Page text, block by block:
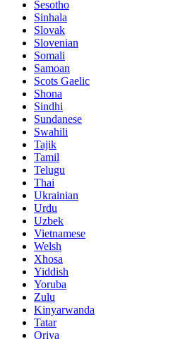
Sesotho
Sinhala
Slovak
Slovenian
Somali
Samoan
Scots Gaelic
Shona
Sindhi
Sundanese
Swahili
Tajik
Tamil
Telugu
Thai
Ukrainian
Urdu
Uzbek
Vietnamese
Welsh
Xhosa
Yiddish
Yoruba
Zulu
Kinyarwanda
Tatar
Oriya